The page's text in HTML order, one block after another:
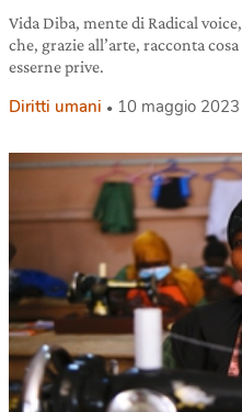
Vida Diba, mente di Radical
che, grazie all’arte, racconta
esserne prive.
Diritti umani 10 maggio 2023